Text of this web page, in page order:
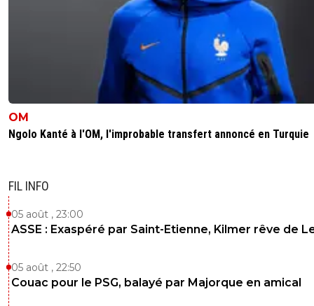
OM
Ngolo Kanté à l'OM, l'improbable transfert annoncé en Turquie
FIL INFO
05 août , 23:00
ASSE : Exaspéré par Saint-Etienne, Kilmer rêve de
05 août , 22:50
Couac pour le PSG, balayé par Majorque en amical